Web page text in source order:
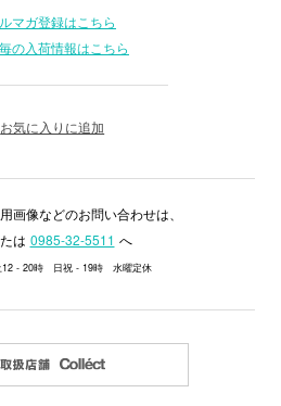
マガ登録はこちら
の入荷情報はこちら
お気に入りに追加
画像などのお問い合わせは、
は 0985-32-5511 へ
12 - 20時 日祝 - 19時 水曜定休